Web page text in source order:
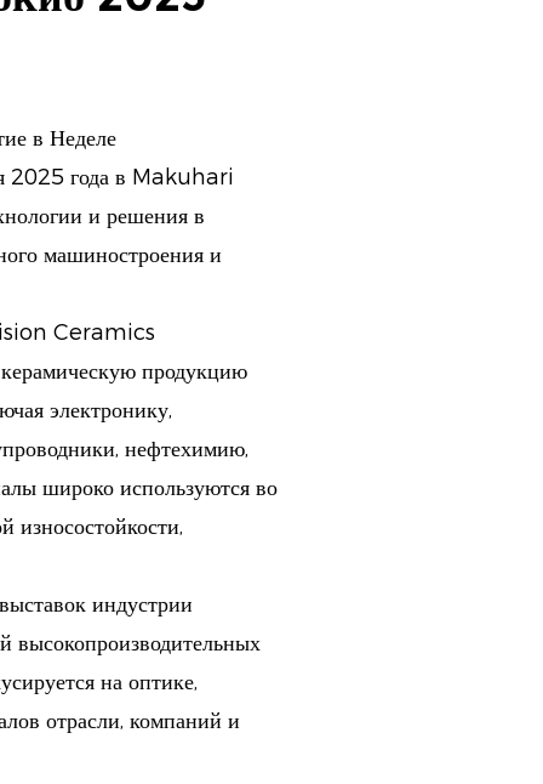
в Неделе
2025 года в Makuhari
и решения в
машиностроения и
Ceramics
продукцию
электронику,
нефтехимию,
широко используются во
износостойкости,
индустрии
высокопроизводительных
на оптике,
отрасли, компаний и